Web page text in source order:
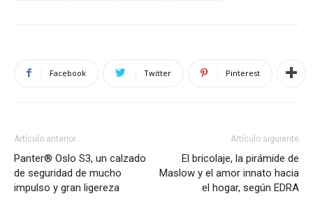
Facebook Twitter Pinterest
Artículo anterior
Panter® Oslo S3, un calzado
de seguridad de mucho
impulso y gran ligereza
Artículo siguiente
El bricolaje, la pirámide de
Maslow y el amor innato hacia
el hogar, según EDRA